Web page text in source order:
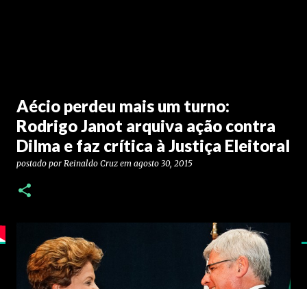
Aécio perdeu mais um turno:
Rodrigo Janot arquiva ação contra
Dilma e faz crítica à Justiça Eleitoral
postado por Reinaldo Cruz em agosto 30, 2015